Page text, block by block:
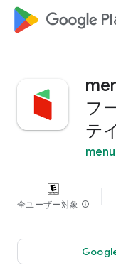
google_logo
フ
テ
全ユーザー対象 info